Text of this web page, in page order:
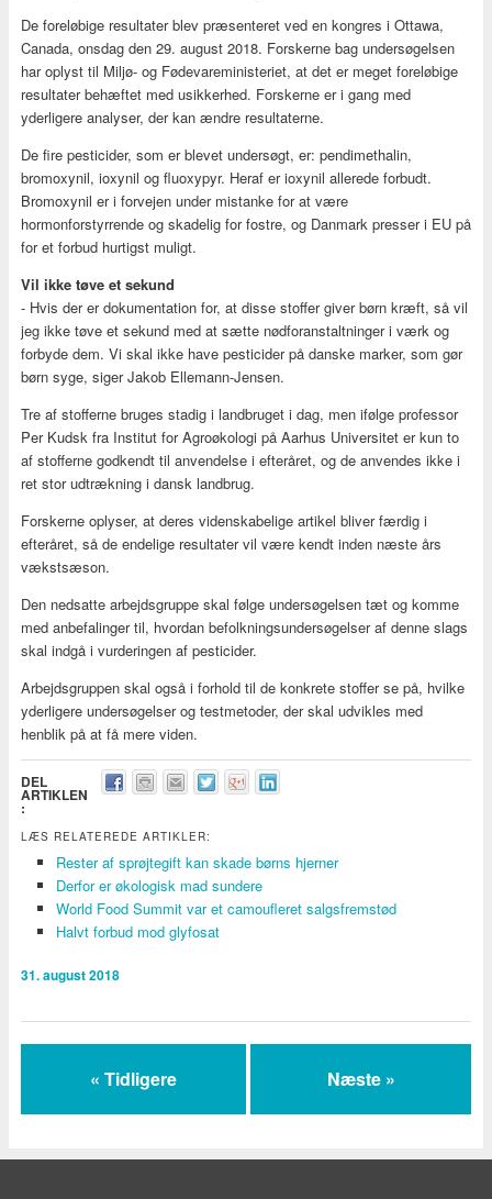
De foreløbige resultater blev præsenteret ved en kongres i Ottawa,
Canada, onsdag den 29. august 2018. Forskerne bag undersøgelsen
har oplyst til Miljø- og Fødevareministeriet, at det er meget foreløbige
resultater behæftet med usikkerhed. Forskerne er i gang med
yderligere analyser, der kan ændre resultaterne.
De fire pesticider, som er blevet undersøgt, er: pendimethalin,
bromoxynil, ioxynil og fluoxypyr. Heraf er ioxynil allerede forbudt.
Bromoxynil er i forvejen under mistanke for at være
hormonforstyrrende og skadelig for fostre, og Danmark presser i EU på
for et forbud hurtigst muligt.
Vil ikke tøve et sekund
- Hvis der er dokumentation for, at disse stoffer giver børn kræft, så vil
jeg ikke tøve et sekund med at sætte nødforanstaltninger i værk og
forbyde dem. Vi skal ikke have pesticider på danske marker, som gør
børn syge, siger Jakob Ellemann-Jensen.
Tre af stofferne bruges stadig i landbruget i dag, men ifølge professor
Per Kudsk fra Institut for Agroøkologi på Aarhus Universitet er kun to
af stofferne godkendt til anvendelse i efteråret, og de anvendes ikke i
ret stor udtrækning i dansk landbrug.
Forskerne oplyser, at deres videnskabelige artikel bliver færdig i
efteråret, så de endelige resultater vil være kendt inden næste års
vækstsæson.
Den nedsatte arbejdsgruppe skal følge undersøgelsen tæt og komme
med anbefalinger til, hvordan befolkningsundersøgelser af denne slags
skal indgå i vurderingen af pesticider.
Arbejdsgruppen skal også i forhold til de konkrete stoffer se på, hvilke
yderligere undersøgelser og testmetoder, der skal udvikles med
henblik på at få mere viden.
DEL
ARTIKLEN
:
LÆS RELATEREDE ARTIKLER:
Rester af sprøjtegift kan skade børns hjerner
Derfor er økologisk mad sundere
World Food Summit var et camoufleret salgsfremstød
Halvt forbud mod glyfosat
31. august 2018
« Tidligere Næste »